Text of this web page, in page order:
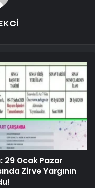
29 Ocak Pazar
Zirve Yargının